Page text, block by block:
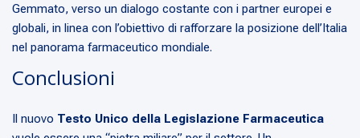
Gemmato, verso un dialogo costante con i partner europei e
globali, in linea con l’obiettivo di rafforzare la posizione dell’Italia
nel panorama farmaceutico mondiale.
Conclusioni
Il nuovo Testo Unico della Legislazione Farmaceutica